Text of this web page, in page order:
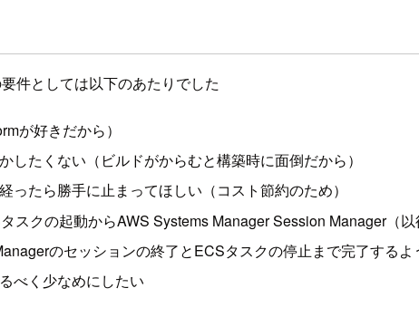
件としては以下のあたりでした
が好きだから）
したくない（ビルドがからむと構築時に面倒だから）
ったら勝手に止まってほしい（コスト節約のため）
スクの起動からAWS Systems Manager Session Manager（
のセッションの終了とECSタスクの停止まで完了するよ
べく少なめにしたい